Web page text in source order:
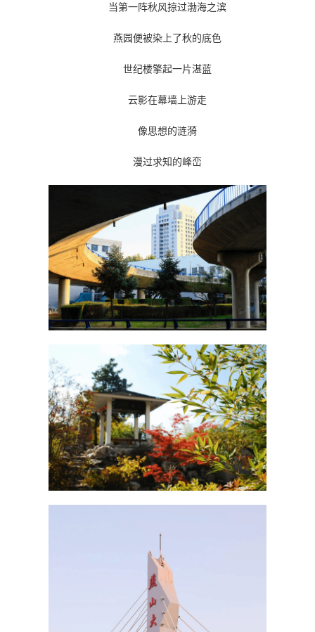
当第一阵秋风掠过渤海之滨
燕园便被染上了秋的底色
世纪楼擎起一片湛蓝
云影在幕墙上游走
像思想的涟漪
漫过求知的峰峦